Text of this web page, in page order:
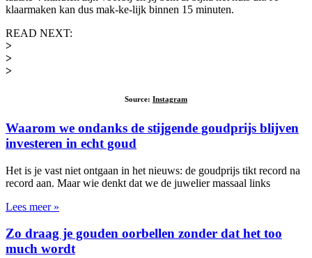
klaarmaken kan dus mak-ke-lijk binnen 15 minuten.
READ NEXT:
>
>
>
Source: Instagram
Waarom we ondanks de stijgende goudprijs blijven
investeren in echt goud
Het is je vast niet ontgaan in het nieuws: de goudprijs tikt record na
record aan. Maar wie denkt dat we de juwelier massaal links
Lees meer »
Zo draag je gouden oorbellen zonder dat het too
much wordt